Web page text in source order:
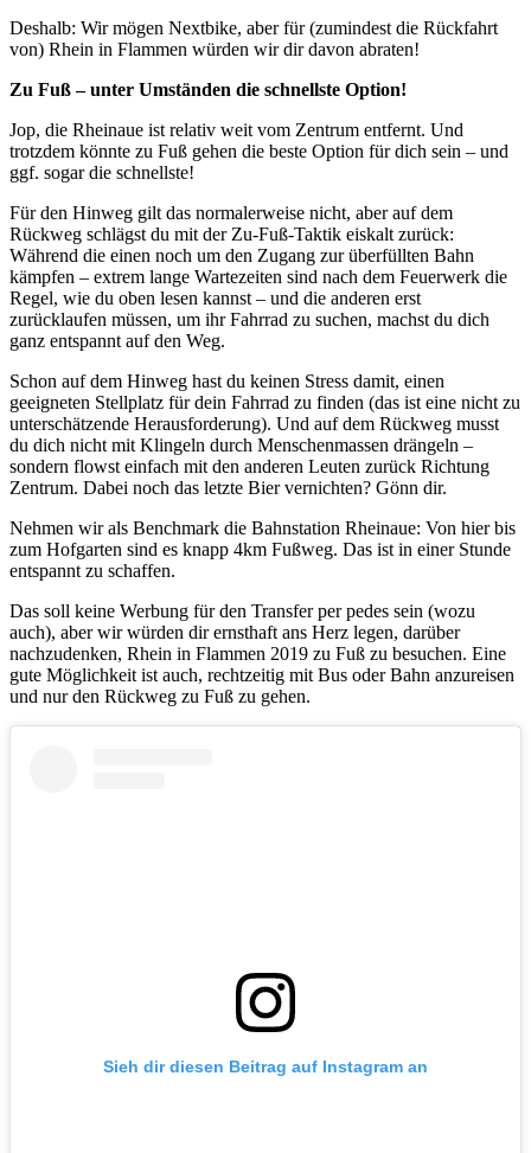
Deshalb: Wir mögen Nextbike, aber für (zumindest die Rückfahrt
von) Rhein in Flammen würden wir dir davon abraten!
Zu Fuß – unter Umständen die schnellste Option!
Jop, die Rheinaue ist relativ weit vom Zentrum entfernt. Und
trotzdem könnte zu Fuß gehen die beste Option für dich sein – und
ggf. sogar die schnellste!
Für den Hinweg gilt das normalerweise nicht, aber auf dem
Rückweg schlägst du mit der Zu-Fuß-Taktik eiskalt zurück:
Während die einen noch um den Zugang zur überfüllten Bahn
kämpfen – extrem lange Wartezeiten sind nach dem Feuerwerk die
Regel, wie du oben lesen kannst – und die anderen erst
zurücklaufen müssen, um ihr Fahrrad zu suchen, machst du dich
ganz entspannt auf den Weg.
Schon auf dem Hinweg hast du keinen Stress damit, einen
geeigneten Stellplatz für dein Fahrrad zu finden (das ist eine nicht zu
unterschätzende Herausforderung). Und auf dem Rückweg musst
du dich nicht mit Klingeln durch Menschenmassen drängeln –
sondern flowst einfach mit den anderen Leuten zurück Richtung
Zentrum. Dabei noch das letzte Bier vernichten? Gönn dir.
Nehmen wir als Benchmark die Bahnstation Rheinaue: Von hier bis
zum Hofgarten sind es knapp 4km Fußweg. Das ist in einer Stunde
entspannt zu schaffen.
Das soll keine Werbung für den Transfer per pedes sein (wozu
auch), aber wir würden dir ernsthaft ans Herz legen, darüber
nachzudenken, Rhein in Flammen 2019 zu Fuß zu besuchen. Eine
gute Möglichkeit ist auch, rechtzeitig mit Bus oder Bahn anzureisen
und nur den Rückweg zu Fuß zu gehen.
Sieh dir diesen Beitrag auf Instagram an